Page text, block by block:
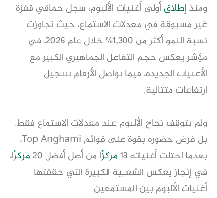
ومنذإطلاقأولى أغنيات الألبوم، سجل حماقي قفزة
غير مسبوقة في معدلات الاستماع، حيث تجاوزت
نسبة النمو أكثر من 1,300% خلال عام 2026، في
مؤشر يعكس حجم التفاعل الجماهيري الكبير مع
الأغنيات الجديدة، فيما تواصل الأرقام تسجيل
ارتفاعات متتالية.
ولم يتوقف نجاح الألبوم عند معدلات الاستماع فقط،
بل فرض حضوره بقوة على قوائم Top Anghami،
بعدما احتلت أغنياته 18
مركزًا من أصل أفضل 20 مركزًا،
في إنجاز يعكس الشعبية الكبيرة التي حققتها
أغنيات الألبوم بين المستمعين.